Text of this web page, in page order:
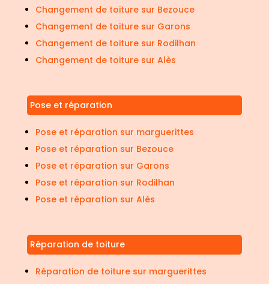
Changement de toiture sur Bezouce
Changement de toiture sur Garons
Changement de toiture sur Rodilhan
Changement de toiture sur Alès
Pose et réparation
Pose et réparation sur marguerittes
Pose et réparation sur Bezouce
Pose et réparation sur Garons
Pose et réparation sur Rodilhan
Pose et réparation sur Alès
Réparation de toiture
Réparation de toiture sur marguerittes